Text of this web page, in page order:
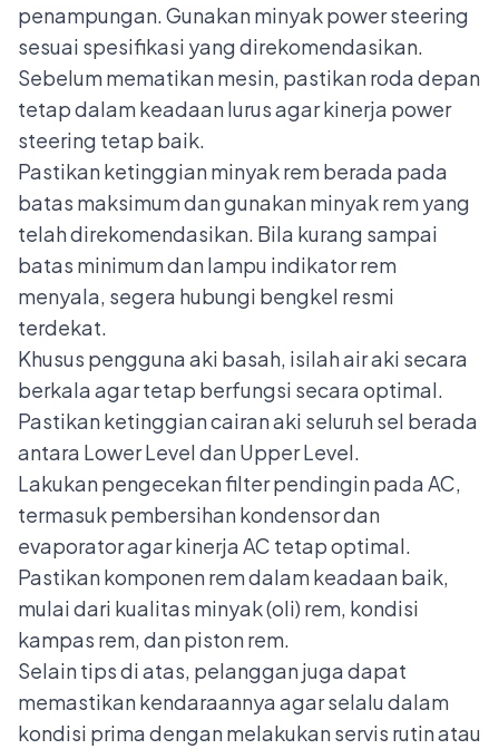
penampungan. Gunakan minyak power steering
sesuai spesifikasi yang direkomendasikan.
Sebelum mematikan mesin, pastikan roda depan
tetap dalam keadaan lurus agar kinerja power
steering tetap baik.
Pastikan ketinggian minyak rem berada pada
batas maksimum dan gunakan minyak rem yang
telah direkomendasikan. Bila kurang sampai
batas minimum dan lampu indikator rem
menyala, segera hubungi bengkel resmi
terdekat.
Khusus pengguna aki basah, isilah air aki secara
berkala agar tetap berfungsi secara optimal.
Pastikan ketinggian cairan aki seluruh sel berada
antara Lower Level dan Upper Level.
Lakukan pengecekan filter pendingin pada AC,
termasuk pembersihan kondensor dan
evaporator agar kinerja AC tetap optimal.
Pastikan komponen rem dalam keadaan baik,
mulai dari kualitas minyak (oli) rem, kondisi
kampas rem, dan piston rem.
Selain tips di atas, pelanggan juga dapat
memastikan kendaraannya agar selalu dalam
kondisi prima dengan melakukan servis rutin atau